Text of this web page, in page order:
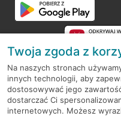
RODO
Regulamin serwisu
Twoja zgoda z
Na naszych stronach
innych technologii, aby
dostosowywać jego
dostarczać Ci
internetowych. Możesz